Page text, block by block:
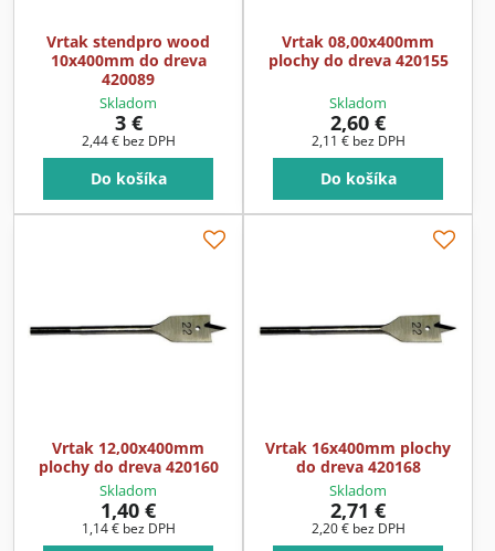
Vrtak stendpro wood
10x400mm do dreva
420089
Skladom
3 €
2,44 € bez DPH
Do košíka
Vrtak 08,00x400mm
plochy do dreva 420155
Skladom
2,60 €
2,11 € bez DPH
Do košíka
Vrtak 12,00x400mm
plochy do dreva 420160
Skladom
1,40 €
1,14 € bez DPH
Vrtak 16x400mm plochy
do dreva 420168
Skladom
2,71 €
2,20 € bez DPH